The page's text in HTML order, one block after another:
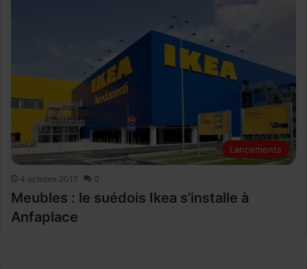
Lancements
4 octobre 2017 0
Meubles : le suédois Ikea s’installe à
Anfaplace